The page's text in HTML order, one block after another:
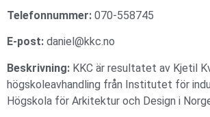
Telefonnummer: 070-558745
E-post: daniel@kkc.no
Beskrivning: KKC är resultatet av Kjetil
högskoleavhandling från Institutet för
Högskola för Arkitektur och Design i